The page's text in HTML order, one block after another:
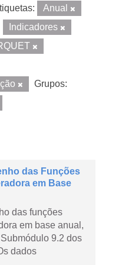
Anual
Indicadores
Grupos:
das Funções
em Base
das funções
em base anual,
9.2 dos
dados